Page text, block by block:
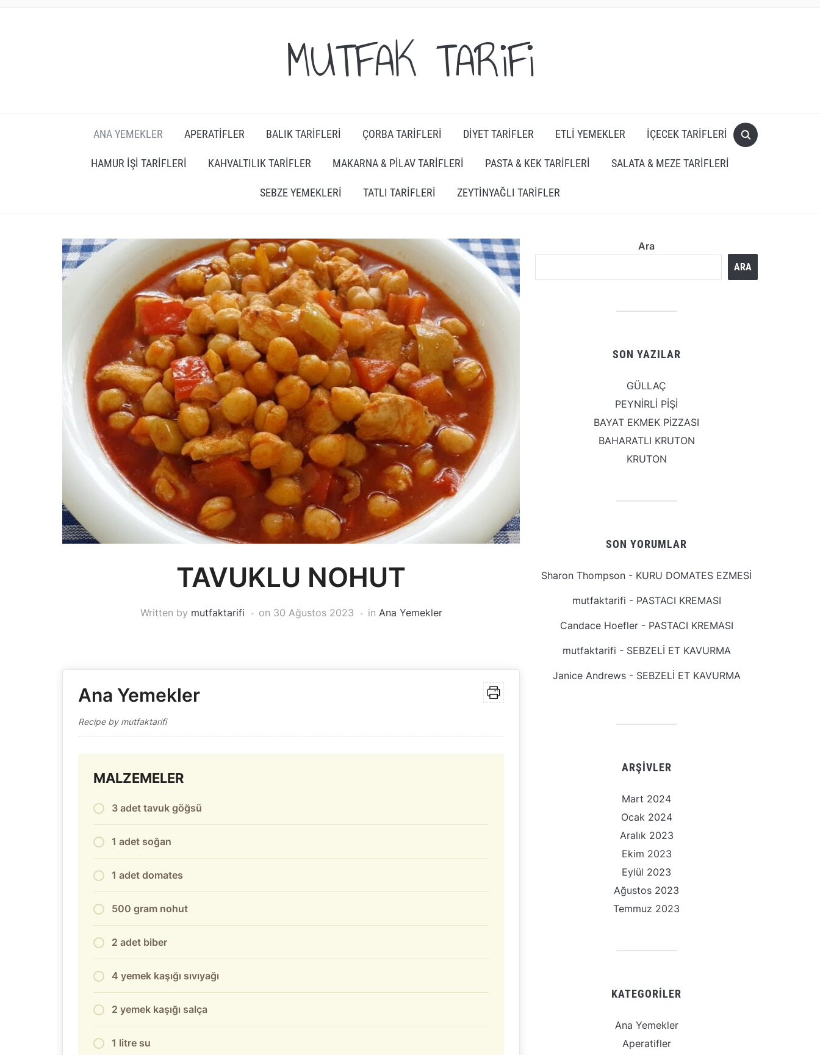
MUTFAK TARiFi
ANA YEMEKLER APERATIFLER BALIK TARIFLERI ÇORBA TARIFLERI DIYET TARIFLER ETLI YEMEKLER İÇECEK TARIFLERI
HAMUR İŞI TARIFLERI KAHVALTILIK TARIFLER MAKARNA & PILAV TARIFLERI PASTA & KEK TARIFLERI SALATA & MEZE TARIFLERI
SEBZE YEMEKLERI TATLI TARIFLERI ZEYTINYAĞLI TARIFLER
TAVUKLU NOHUT
Written by mutfaktarifi on 30 Ağustos 2023 in Ana Yemekler
Ana Yemekler
Recipe by mutfaktarifi
MALZEMELER
3 adet tavuk göğsü
1 adet soğan
1 adet domates
500 gram nohut
2 adet biber
4 yemek kaşığı sıvıyağı
2 yemek kaşığı salça
1 litre su
Ara
ARA
SON YAZILAR
GÜLLAÇ
PEYNİRLİ PİŞİ
BAYAT EKMEK PİZZASI
BAHARATLI KRUTON
KRUTON
SON YORUMLAR
Sharon Thompson - KURU DOMATES EZMESİ
mutfaktarifi - PASTACI KREMASI
Candace Hoefler- PASTACI KREMASI
mutfaktarifi - SEBZELİ ET KAVURMA
Janice Andrews- SEBZELİ ET KAVURMA
ARŞIVLER
Mart 2024
Ocak 2024
Aralık 2023
Ekim 2023
Eylül 2023
Ağustos 2023
Temmuz 2023
KATEGORILER
Ana Yemekler
Aperatifler